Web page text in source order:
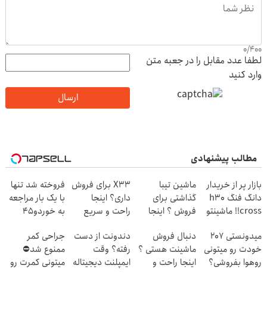
0/400
لطفا عدد مقابل را در جعبه متن
وارد کنید
ارسال
مطالب پیشنهادی
بازار پر از خریدار
دانگ فنگ h30
cross!! ماشینتو
ماشین تیبا
گذاشتی برای
فروش ؟ اینجا
بفروش
X33 برای فروش
داری؟ اینجا
راحت و سریع
فروخته شد تنها
با یک بار مراجعه
به خوردو45
میدونستی 207
خودت رو میتونی
روهوا بفروشی؟
دنبال فروش
ماشینت هستی ؟
اینجا راحت و
دندونت از دست
رفته؟ وقت
ایمپلنت دیجیتاله
جراحی کمر
ممنوع شد⛔
میتونی کمرت رو